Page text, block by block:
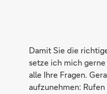
Damit Sie die
setze ich mich
alle Ihre Fragen.
aufzunehmen: